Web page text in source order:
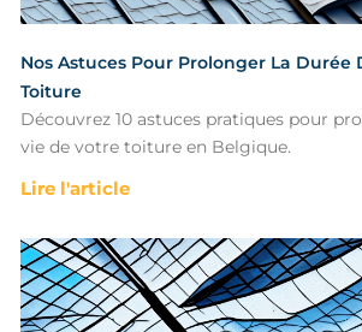
Nos Astuces Pour Prolonger La Durée
Toiture
Découvrez 10 astuces pratiques pour
vie de votre toiture en Belgique.
Lire l'article